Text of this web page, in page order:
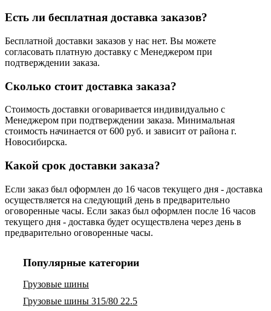
Есть ли бесплатная доставка заказов?
Бесплатной доставки заказов у нас нет. Вы можете
согласовать платную доставку с Менеджером при
подтверждении заказа.
Сколько стоит доставка заказа?
Стоимость доставки оговаривается индивидуально с
Менеджером при подтверждении заказа. Минимальная
стоимость начинается от 600 руб. и зависит от района г.
Новосибирска.
Какой срок доставки заказа?
Если заказ был оформлен до 16 часов текущего дня - доставка
осуществляется на следующий день в предварительно
оговоренные часы. Если заказ был оформлен после 16 часов
текущего дня - доставка будет осуществлена через день в
предварительно оговоренные часы.
Популярные категории
Грузовые шины
Грузовые шины 315/80 22.5